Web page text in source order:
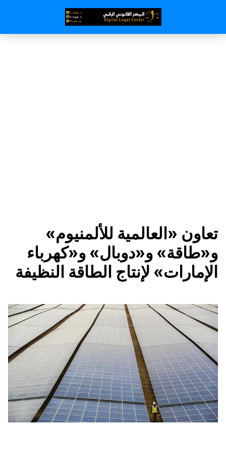
تعاون «العالمية للألمنيوم»
و«طاقة» و«دوبال» و«كهرباء
الإمارات» لإنتاج الطاقة النظيفة